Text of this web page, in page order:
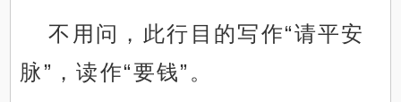
不用问，此行目的写作“请平安
脉”，读作“要钱”。